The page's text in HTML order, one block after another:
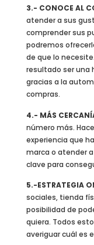
3.- CONOCE AL
atender a sus
comprender sus
podremos
de que lo necesite.
resultado ser una
gracias a la
compras.
4.- MÁS
número más.
experiencia que
marca o atender
clave para
5.-ESTRATEGIA
sociales, tienda
posibilidad de
quiera. Todos
averiguar cuál es